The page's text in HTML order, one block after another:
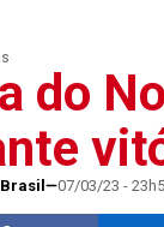
do
07/03/23 -